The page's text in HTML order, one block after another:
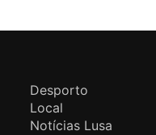
Desporto
Local
Notícias Lusa